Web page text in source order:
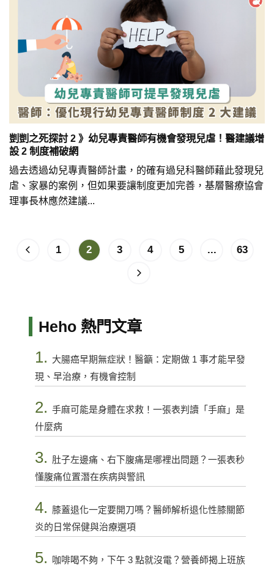
剴剴之死探討 2 》幼兒專責醫師有機會發現兒虐！醫建議增
設 2 制度補破網
過去透過幼兒專責醫師計畫，的確有過兒科醫師藉此發現兒
虐、家暴的案例，但如果要讓制度更加完善，基層醫療協會
理事長林應然建議...
1 2 3 4 5 ... 63
Heho 熱門文章
1. 大腸癌早期無症狀！醫籲：定期做 1 事才能早發
現、早治療，有機會控制
2. 手麻可能是身體在求救！一張表判讀「手麻」是
什麼病
3. 肚子左邊痛、右下腹痛是哪裡出問題？一張表秒
懂腹痛位置潛在疾病與警訊
4. 膝蓋退化一定要開刀嗎？醫師解析退化性膝關節
炎的日常保健與治療選項
5.
咖啡喝不夠，下午 3 點就沒電？營養師揭上班族